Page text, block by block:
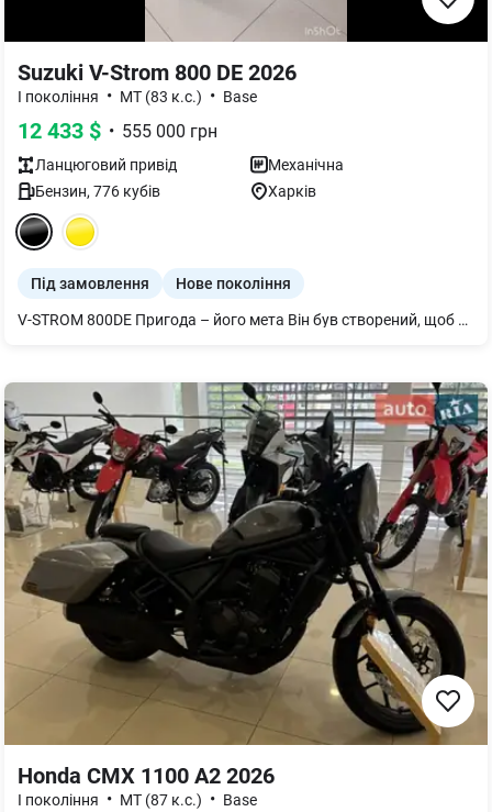
Suzuki V-Strom 800 DE 2026
I покоління • MT (83 к.с.) • Base
12 433 $ • 555 000 грн
Ланцюговий привід
Механічна
Бензин, 776 кубів Харків
Під замовлення Нове покоління
V-STROM 800DE Пригода – його мета Він був створений, щоб привнести відчуття пригод та задоволення від їзди у ваш щоденний шлях, у кожну поїздку. Незалежно від того, чи ви виконуєте доручення в місті, вирушаєте насолодитися захопливою поїздкою звивистими гірськими дорогами, чи вирушаєте у довгу подорож, щоб розбити та дослідити природні краєвиди. Якою б не була ваша мета, універсальні можливості V-STROM 800DE розроблені для того, щоб точно реагувати та забезпечувати приємну їзду.
Honda CMX 1100 A2 2026
I покоління • MТ (87 к.с.) • Base